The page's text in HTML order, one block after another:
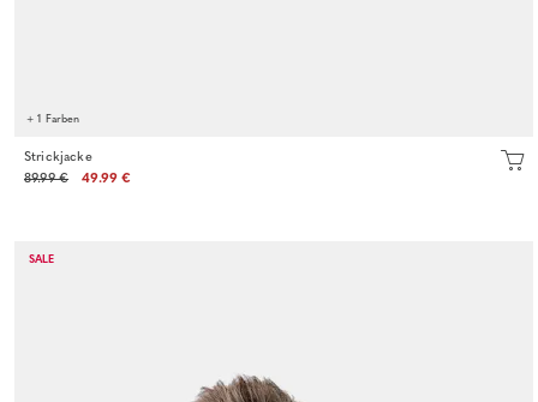
+ 1 Farben
Strickjacke
89.99 €
49.99 €
SALE